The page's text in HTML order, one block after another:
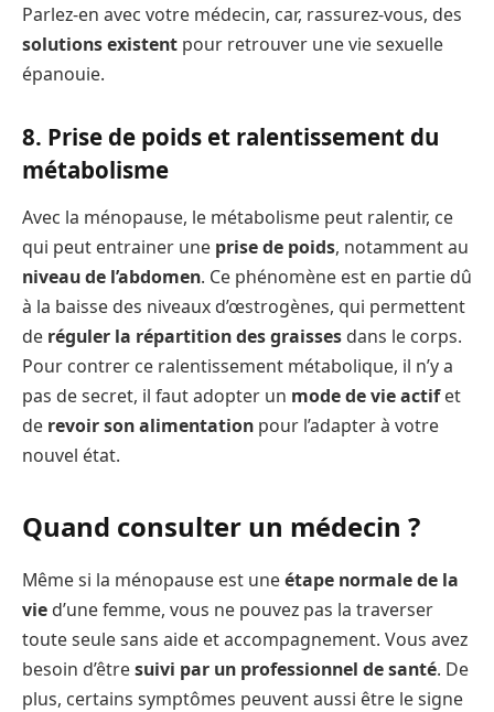
Parlez-en avec votre médecin, car, rassurez-vous, des
solutions existent pour retrouver une vie sexuelle
épanouie.
8. Prise de poids et ralentissement du
métabolisme
Avec la ménopause, le métabolisme peut ralentir, ce
qui peut entrainer une prise de poids, notamment au
niveau de l’abdomen. Ce phénomène est en partie dû
à la baisse des niveaux d’œstrogènes, qui permettent
de réguler la répartition des graisses dans le corps.
Pour contrer ce ralentissement métabolique, il n’y a
pas de secret, il faut adopter un mode de vie actifet
de revoir son alimentation pour l’adapter à votre
nouvel état.
Quand consulter un médecin ?
Même si la ménopause est uneétape normale de la
vie d’une femme, vous ne pouvez pas la traverser
toute seule sans aide et accompagnement. Vous avez
besoin d’êtresuivi par un professionnel de santé. De
plus, certains symptômes peuvent aussi être le signe